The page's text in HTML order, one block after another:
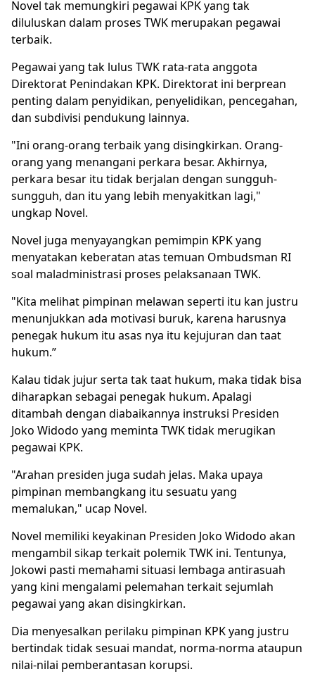
Novel tak memungkiri pegawai KPK yang tak
diluluskan dalam proses TWK merupakan pegawai
terbaik.
Pegawai yang tak lulus TWK rata-rata anggota
Direktorat Penindakan KPK. Direktorat ini berprean
penting dalam penyidikan, penyelidikan, pencegahan,
dan subdivisi pendukung lainnya.
"Ini orang-orang terbaik yang disingkirkan. Orang-
orang yang menangani perkara besar. Akhirnya,
perkara besar itu tidak berjalan dengan sungguh-
sungguh, dan itu yang lebih menyakitkan lagi,"
ungkap Novel.
Novel juga menyayangkan pemimpin KPK yang
menyatakan keberatan atas temuan Ombudsman RI
soal maladministrasi proses pelaksanaan TWK.
"Kita melihat pimpinan melawan seperti itu kan justru
menunjukkan ada motivasi buruk, karena harusnya
penegak hukum itu asas nya itu kejujuran dan taat
hukum.”
Kalau tidak jujur serta tak taat hukum, maka tidak bisa
diharapkan sebagai penegak hukum. Apalagi
ditambah dengan diabaikannya instruksi Presiden
Joko Widodo yang meminta TWK tidak merugikan
pegawai KPK.
"Arahan presiden juga sudah jelas. Maka upaya
pimpinan membangkang itu sesuatu yang
memalukan," ucap Novel.
Novel memiliki keyakinan Presiden Joko Widodo akan
mengambil sikap terkait polemik TWK ini. Tentunya,
Jokowi pasti memahami situasi lembaga antirasuah
yang kini mengalami pelemahan terkait sejumlah
pegawai yang akan disingkirkan.
Dia menyesalkan perilaku pimpinan KPK yang justru
bertindak tidak sesuai mandat, norma-norma ataupun
nilai-nilai pemberantasan korupsi.